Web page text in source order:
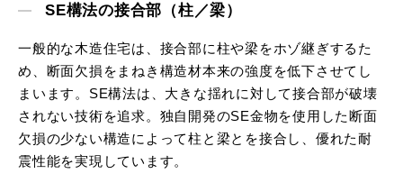
SE構法の接合部（柱／梁）
一般的な木造住宅は、接合部に柱や梁をホゾ継ぎするた
め、断面欠損をまねき構造材本来の強度を低下させてし
まいます。SE構法は、大きな揺れに対して接合部が破壊
されない技術を追求。独自開発のSE金物を使用した断面
欠損の少ない構造によって柱と梁とを接合し、優れた耐
震性能を実現しています。